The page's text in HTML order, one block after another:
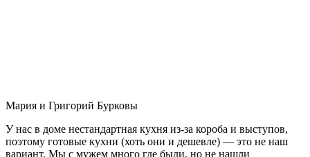
Мария и Григорий Бурковы
У нас в доме нестандартная кухня из-за короба и выступов,
поэтому готовые кухни (хоть они и дешевле) — это не наш
вариант. Мы с мужем много где были, но не нашли